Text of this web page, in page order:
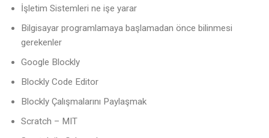
İşletim Sistemleri ne işe yarar
Bilgisayar programlamaya başlamadan önce bilinmesi
gerekenler
Google Blockly
Blockly Code Editor
Blockly Çalışmalarını Paylaşmak
Scratch – MIT